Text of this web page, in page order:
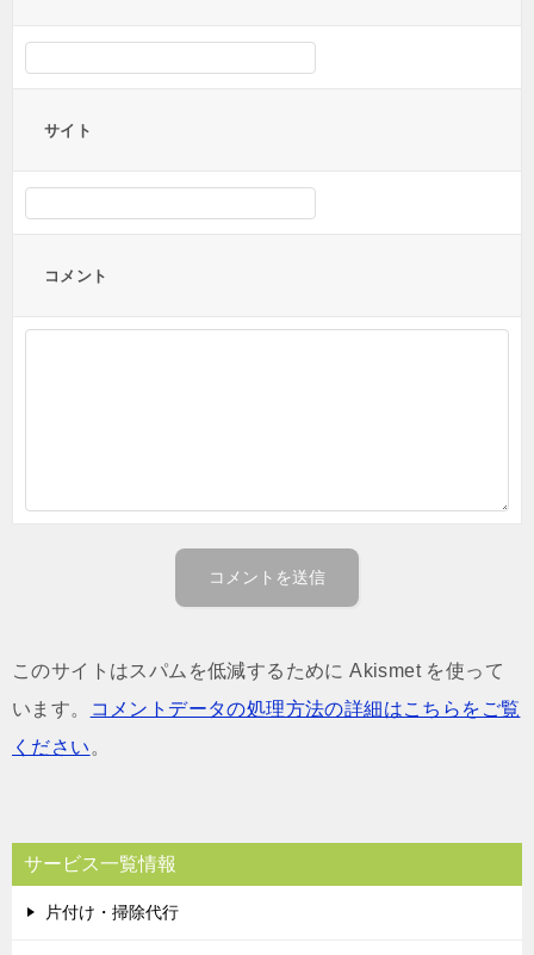
サイト
コメント
このサイトはスパムを低減するために Akismet を使って
います。
コメントデータの処理方法の詳細はこちらをご覧
ください 。
サービス一覧情報
片付け・掃除代行